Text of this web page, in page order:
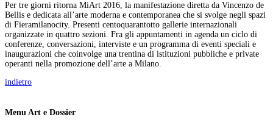
Per tre giorni ritorna MiArt 2016, la manifestazione diretta da Vincenzo de
Bellis e dedicata all’arte moderna e contemporanea che si svolge negli spazi
di Fieramilanocity. Presenti centoquarantotto gallerie internazionali
organizzate in quattro sezioni. Fra gli appuntamenti in agenda un ciclo di
conferenze, conversazioni, interviste e un programma di eventi speciali e
inaugurazioni che coinvolge una trentina di istituzioni pubbliche e private
operanti nella promozione dell’arte a Milano.
indietro
Menu Art e Dossier